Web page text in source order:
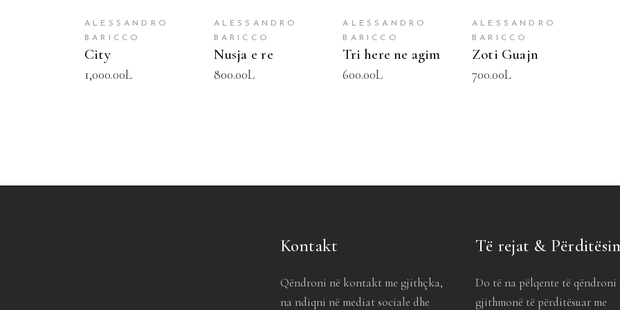
ALESSANDRO
BARICCO
City
1,000.00L
ALESSANDRO
BARICCO
Nusja e re
800.00L
ALESSANDRO
BARICCO
Tri here ne agim
600.00L
ALESSANDRO
BARICCO
Zoti Guajn
700.00L
Kontakt
Qëndroni në kontakt me gjithçka,
na ndiqni në mediat sociale dhe
Të rejat &
Do të na pëlqente të qëndroni
gjithmonë të përditësuar me